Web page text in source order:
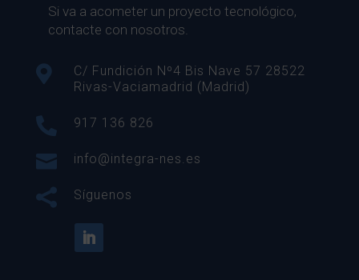
Si va a acometer un proyecto tecnológico,
contacte con nosotros.

C/ Fundición Nº4 Bis Nave 57 28522
Rivas-Vaciamadrid (Madrid)
 917 136 826
 info@integra-nes.es
 Síguenos